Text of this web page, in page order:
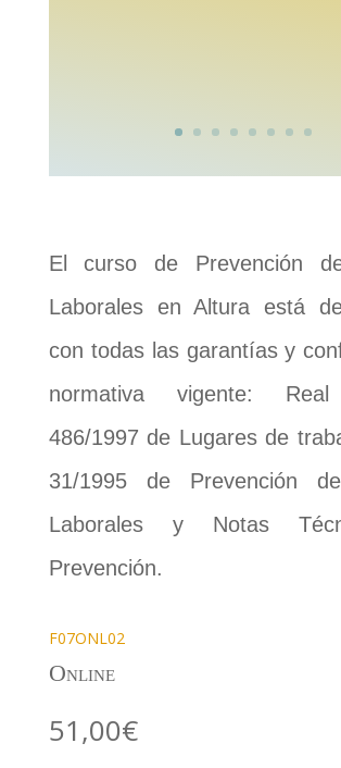
El curso de Prevención
Laborales en Altura está
con todas las garantías y
normativa vigente:
486/1997 de Lugares de
31/1995 de Prevención
Laborales y Notas
Prevención.
F07ONL02
Online
51,00€